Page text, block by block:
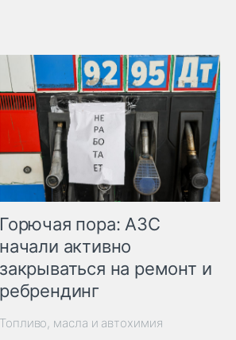
Горючая пора: АЗС
начали активно
закрываться на ремонт и
ребрендинг
Топливо, масла и автохимия